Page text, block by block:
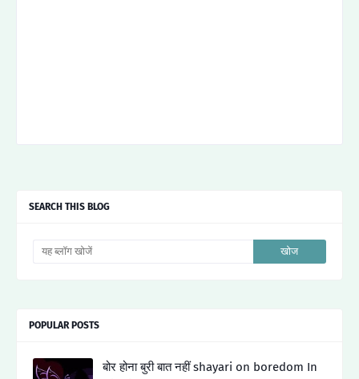
SEARCH THIS BLOG
POPULAR POSTS
बोर होना बुरी बात नहीं shayari on boredom In